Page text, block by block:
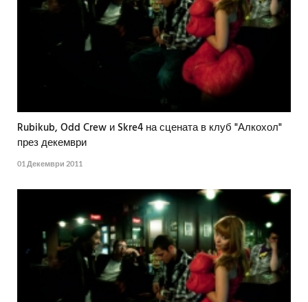
Rubikub, Odd Crew и Skre4 на сцената в клуб "Алкохол"
през декември
01 Декември 2011